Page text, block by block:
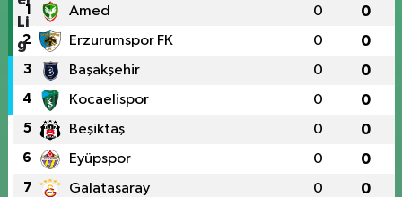
1 Amed 0 0
2 Erzurumspor FK 0 0
3 Başakşehir 0 0
4 Kocaelispor 0 0
5 Beşiktaş 0 0
6 Eyüpspor 0 0
7 Galatasaray 0 0